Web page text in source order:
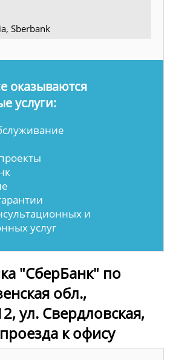
Sberbank
оказываются
услуги:
и
услуг
"СберБанк" по
обл.,
ул. Свердловская,
к офису